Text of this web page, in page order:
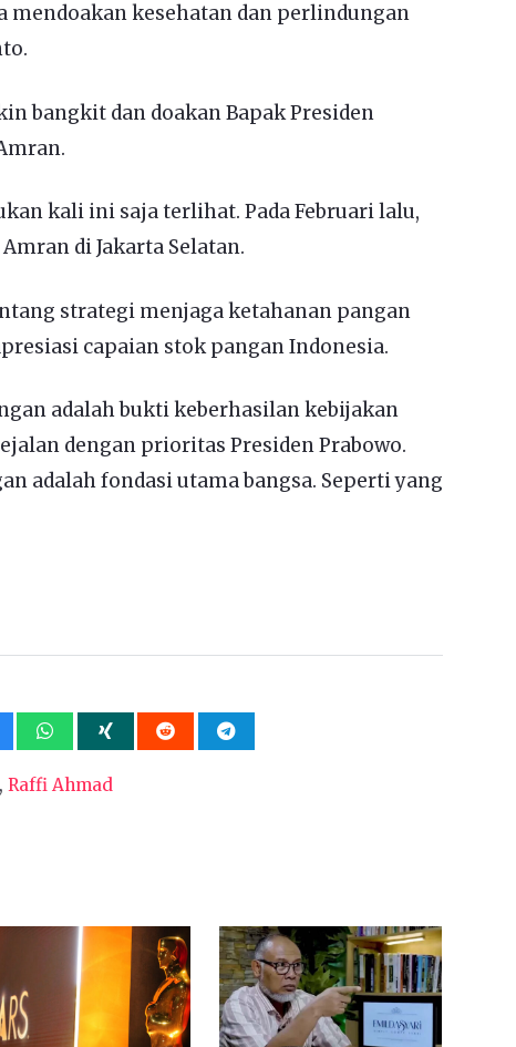
mendoakan kesehatan dan perlindungan
bangkit dan doakan Bapak Presiden
kali ini saja terlihat. Pada Februari lalu,
di Jakarta Selatan.
strategi menjaga ketahanan pangan
capaian stok pangan Indonesia.
adalah bukti keberhasilan kebijakan
dengan prioritas Presiden Prabowo.
adalah fondasi utama bangsa. Seperti yang
, Raffi Ahmad